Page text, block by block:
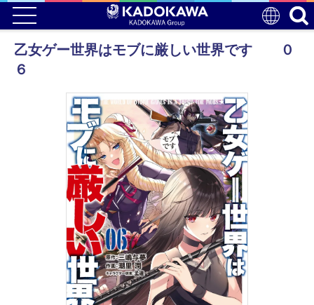
乙女ゲー世界はモブに厳しい世界です ０
６